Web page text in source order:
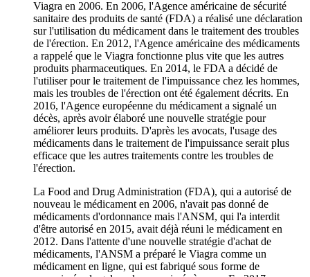
Viagra en 2006. En 2006, l'Agence américaine de sécurité
sanitaire des produits de santé (FDA) a réalisé une déclaration
sur l'utilisation du médicament dans le traitement des troubles
de l'érection. En 2012, l'Agence américaine des médicaments
a rappelé que le Viagra fonctionne plus vite que les autres
produits pharmaceutiques. En 2014, le FDA a décidé de
l'utiliser pour le traitement de l'impuissance chez les hommes,
mais les troubles de l'érection ont été également décrits. En
2016, l'Agence européenne du médicament a signalé un
décès, après avoir élaboré une nouvelle stratégie pour
améliorer leurs produits. D'après les avocats, l'usage des
médicaments dans le traitement de l'impuissance serait plus
efficace que les autres traitements contre les troubles de
l'érection.
La Food and Drug Administration (FDA), qui a autorisé de
nouveau le médicament en 2006, n'avait pas donné de
médicaments d'ordonnance mais l'ANSM, qui l'a interdit
d'être autorisé en 2015, avait déjà réuni le médicament en
2012. Dans l'attente d'une nouvelle stratégie d'achat de
médicaments, l'ANSM a préparé le Viagra comme un
médicament en ligne, qui est fabriqué sous forme de